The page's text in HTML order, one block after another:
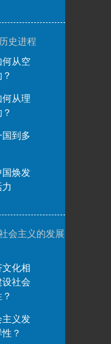
史进程
从空
从理
到多
国焕发
会主义的发展
化相
设社会
主义发
？